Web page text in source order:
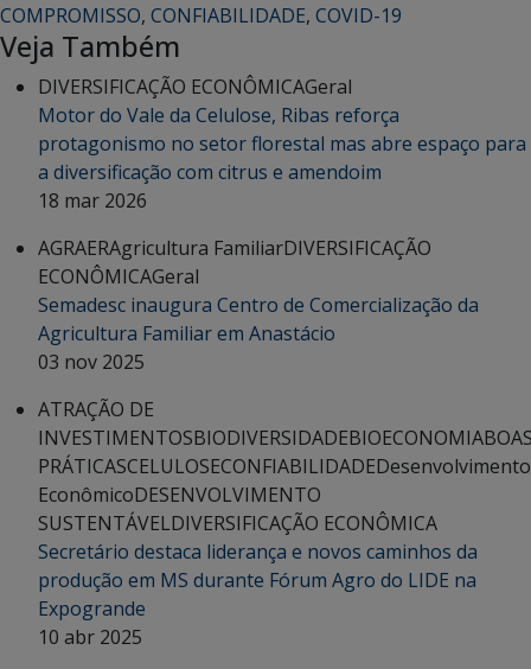
COMPROMISSO, CONFIABILIDADE, COVID-19
Veja Também
DIVERSIFICAÇÃO ECONÔMICAGeral
Motor do Vale da Celulose, Ribas reforça
protagonismo no setor florestal mas abre espaço para
a diversificação com citrus e amendoim
18 mar 2026
AGRAERAgricultura FamiliarDIVERSIFICAÇÃO
ECONÔMICAGeral
Semadesc inaugura Centro de Comercialização da
Agricultura Familiar em Anastácio
03 nov 2025
ATRAÇÃO DE
INVESTIMENTOSBIODIVERSIDADEBIOECONOMIA
PRÁTICASCELULOSECONFIABILIDADEDesenvolvimento
EconômicoDESENVOLVIMENTO
SUSTENTÁVELDIVERSIFICAÇÃO ECONÔMICA
Secretário destaca liderança e novos caminhos da
produção em MS durante Fórum Agro do LIDE na
Expogrande
10 abr 2025